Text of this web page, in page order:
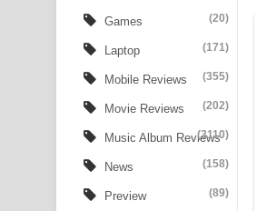
Aye Lanweela
Ala purannata
FEVER DREAM
Apa Hamuwee
Games (20)
Laptop (171)
Mobile Reviews (355)
Movie Reviews (202)
Music Album Reviews
(3110)
News (158)
Preview (89)